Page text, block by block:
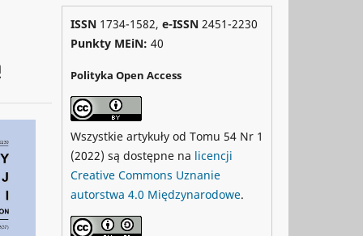
ISSN 1734-1582, e-ISSN 2451-2230
Punkty MEiN: 40
Polityka Open Access
Wszystkie artykuły od Tomu 54 Nr 1
(2022) są dostępne na licencji
Creative Commons Uznanie
autorstwa 4.0 Międzynarodowe.